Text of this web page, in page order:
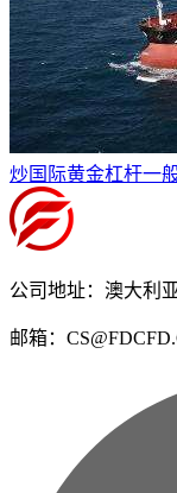
炒国际黄金杠杆一
公司地址：澳大利
邮箱：